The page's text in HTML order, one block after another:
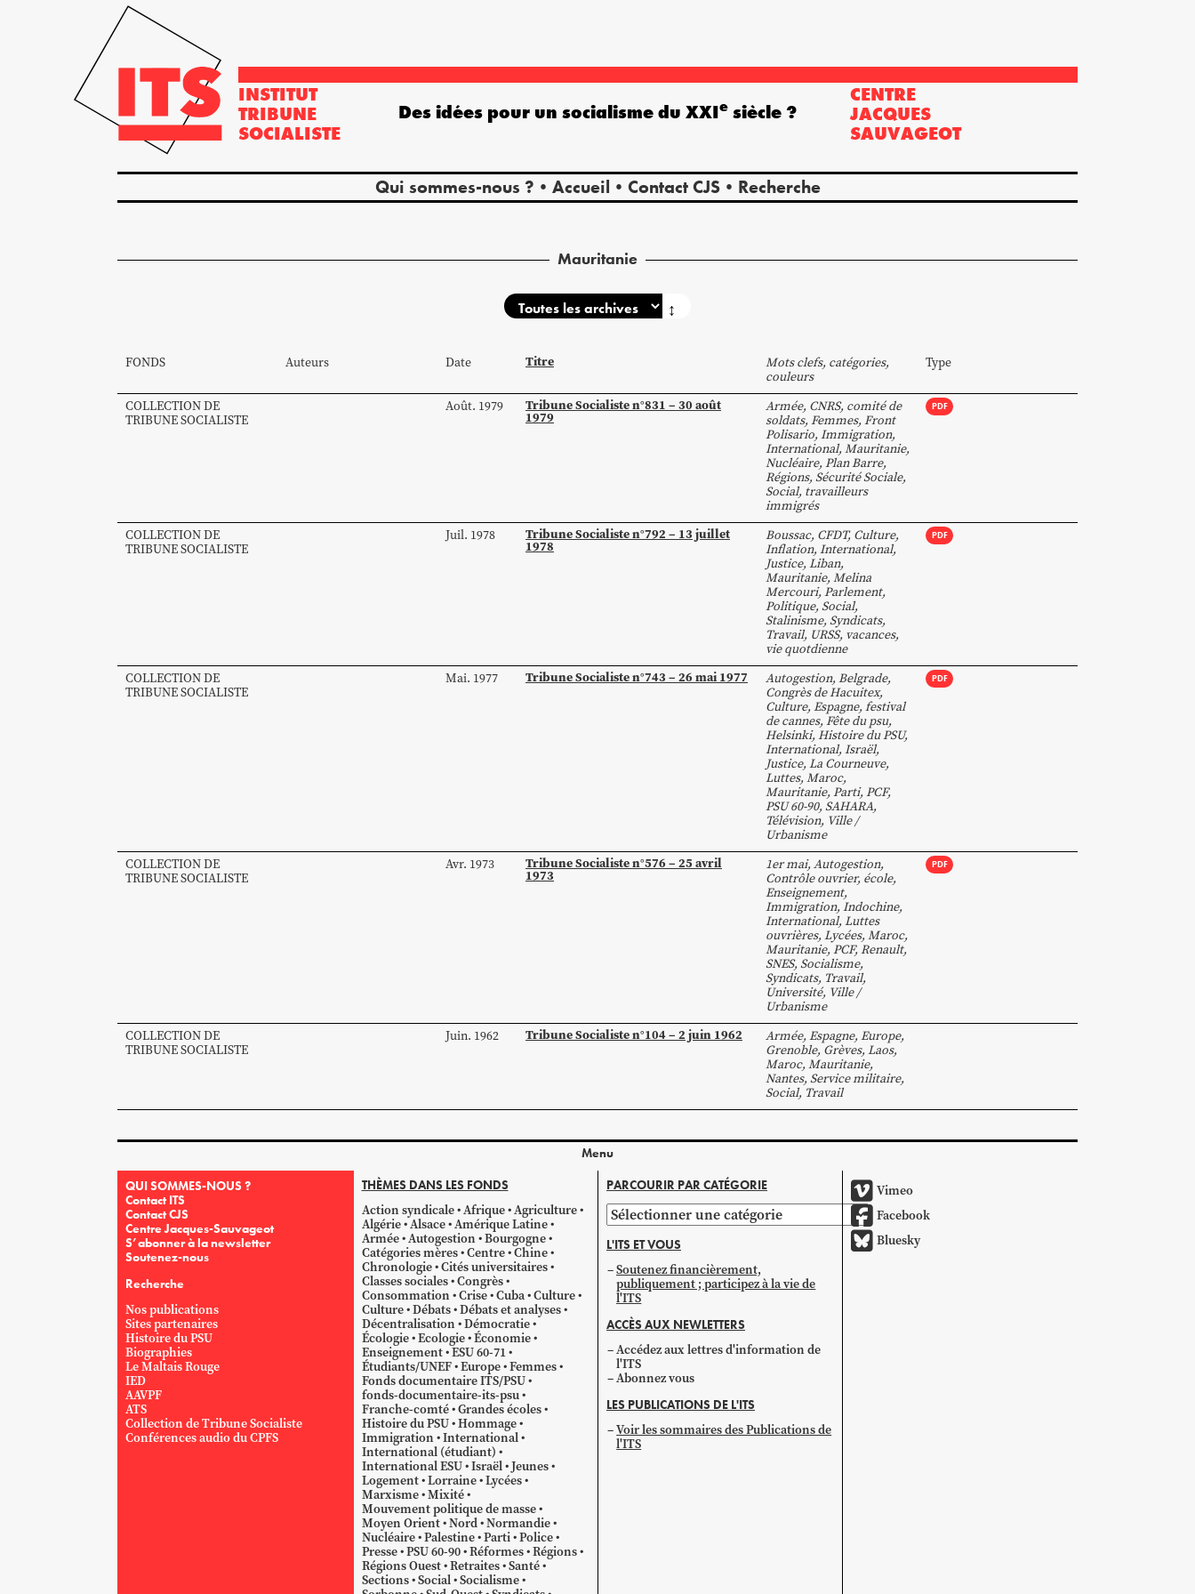
INSTITUT
TRIBUNE
SOCIALISTE
CENTRE
JACQUES
SAUVAGEOT
Qui sommes-nous ? Accueil Contact CJS Recherche
Des idées pour un socialisme du XXIe siècle ?
Mauritanie
↕
FONDS Auteurs Date Titre
Mots clefs, catégories,
couleurs
Type
COLLECTION DE
TRIBUNE SOCIALISTE
Août. 1979 Tribune Socialiste n°831 – 30 août
1979
Armée, CNRS, comité de
soldats, Femmes, Front
Polisario, Immigration,
International, Mauritanie,
Nucléaire, Plan Barre,
Régions, Sécurité Sociale,
Social, travailleurs
immigrés
PDF
COLLECTION DE
TRIBUNE SOCIALISTE
Juil. 1978 Tribune Socialiste n°792 – 13 juillet
1978
Boussac, CFDT, Culture,
Inflation, International,
Justice, Liban,
Mauritanie, Melina
Mercouri, Parlement,
Politique, Social,
Stalinisme, Syndicats,
Travail, URSS, vacances,
vie quotdienne
PDF
COLLECTION DE
TRIBUNE SOCIALISTE
Mai. 1977 Tribune Socialiste n°743 – 26 mai 1977 Autogestion, Belgrade,
Congrès de Hacuitex,
Culture, Espagne, festival
de cannes, Fête du psu,
Helsinki, Histoire du PSU,
International, Israël,
Justice, La Courneuve,
Luttes, Maroc,
Mauritanie, Parti, PCF,
PSU 60-90, SAHARA,
Télévision, Ville /
Urbanisme
PDF
COLLECTION DE
TRIBUNE SOCIALISTE
Avr. 1973 Tribune Socialiste n°576 – 25 avril
1973
1er mai, Autogestion,
Contrôle ouvrier, école,
Enseignement,
Immigration, Indochine,
International, Luttes
ouvrières, Lycées, Maroc,
Mauritanie, PCF, Renault,
SNES, Socialisme,
Syndicats, Travail,
Université, Ville /
Urbanisme
PDF
COLLECTION DE
TRIBUNE SOCIALISTE
Juin. 1962 Tribune Socialiste n°104 – 2 juin 1962 Armée, Espagne, Europe,
Grenoble, Grèves, Laos,
Maroc, Mauritanie,
Nantes, Service militaire,
Social, Travail
Menu
QUI SOMMES-NOUS ?
Contact ITS
Contact CJS
Centre Jacques-Sauvageot
S’abonner à la newsletter
Soutenez-nous
Recherche
Nos publications
Sites partenaires
Histoire du PSU
Biographies
Le Maltais Rouge
IED
AAVPF
ATS
Collection de Tribune Socialiste
Conférences audio du CPFS
THÈMES DANS LES FONDS
Action syndicale Afrique Agriculture
Algérie Alsace Amérique Latine
Armée Autogestion Bourgogne
Catégories mères Centre Chine
Chronologie Cités universitaires
Classes sociales Congrès
Consommation Crise Cuba Culture
Culture Débats Débats et analyses
Décentralisation Démocratie
Écologie Ecologie Économie
Enseignement ESU 60-71
Étudiants/UNEF Europe Femmes
Fonds documentaire ITS/PSU
fonds-documentaire-its-psu
Franche-comté Grandes écoles
Histoire du PSU Hommage
Immigration International
International (étudiant)
International ESU Israël Jeunes
Logement Lorraine Lycées
Marxisme Mixité
Mouvement politique de masse
Moyen Orient Nord Normandie
Nucléaire Palestine Parti Police
Presse PSU 60-90 Réformes Régions
Régions Ouest Retraites Santé
Sections Social Socialisme
PARCOURIR PAR CATÉGORIE
Parcourir
par
catégorie
L'ITS ET VOUS
Soutenez financièrement,
publiquement ; participez à la vie de
l'ITS
ACCÈS AUX NEWLETTERS
Accédez aux lettres d'information de
l'ITS
Abonnez vous
LES PUBLICATIONS DE L'ITS
Voir les sommaires des Publications de
l'ITS
Vimeo
Facebook
Bluesky